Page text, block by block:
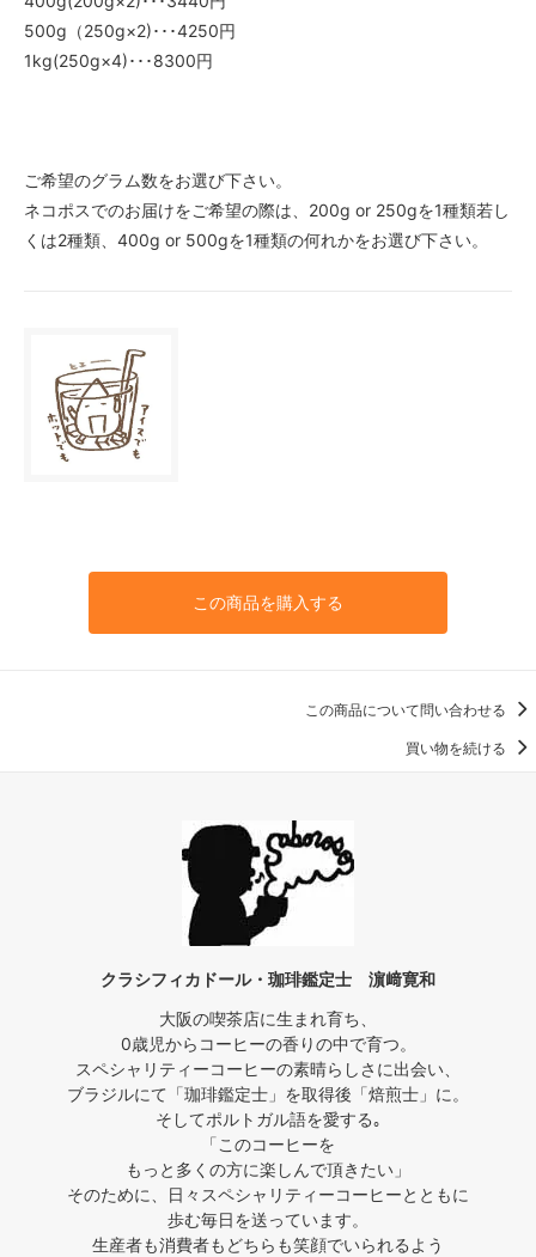
1kg
8,300円(内税)
500g（250g×2)･･･4250円
1kg(250g×4)･･･8300円
ご希望のグラム数をお選び下さい。
ネコポスでのお届けをご希望の際は、200g or 250gを1種類若し
くは2種類、400g or 500gを1種類の何れかをお選び下さい。
この商品を購入する
この商品について問い合わせる
買い物を続ける
クラシフィカドール・珈琲鑑定士 濵﨑寛和
大阪の喫茶店に生まれ育ち、
0歳児からコーヒーの香りの中で育つ。
スペシャリティーコーヒーの素晴らしさに出会い、
ブラジルにて「珈琲鑑定士」を取得後「焙煎士」に。
そしてポルトガル語を愛する｡
「このコーヒーを
もっと多くの方に楽しんで頂きたい」
そのために、日々スペシャリティーコーヒーとともに
歩む毎日を送っています。
生産者も消費者もどちらも笑顔でいられるよう